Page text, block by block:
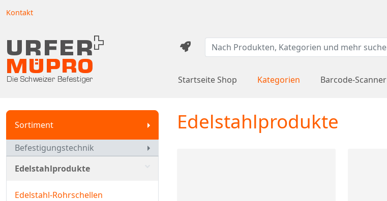
Kontakt
Startseite Shop Kategorien Barcode-Scanner
Sortiment
Befestigungstechnik
Edelstahlprodukte
Edelstahl-Rohrschellen
Edelstahlprodukte